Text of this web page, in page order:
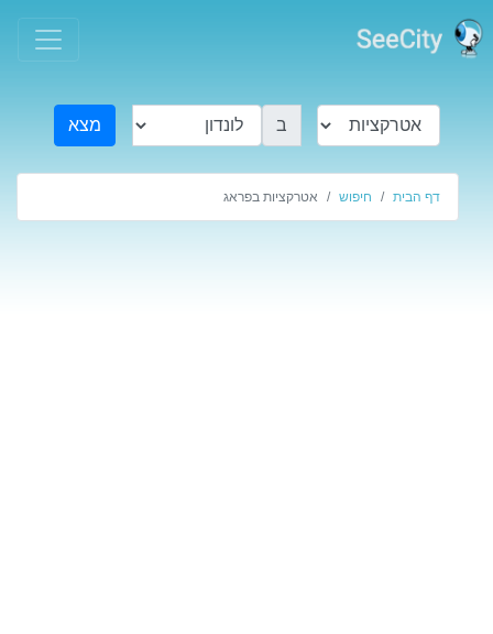
ב מצא
דף הבית חיפוש אטרקציות בפראג